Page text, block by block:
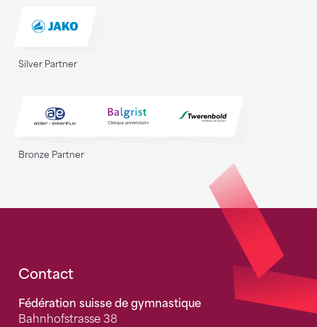
Silver Partner
Bronze Partner
Fusszeile
Contact
Fédération suisse de gymnastique
Bahnhofstrasse 38